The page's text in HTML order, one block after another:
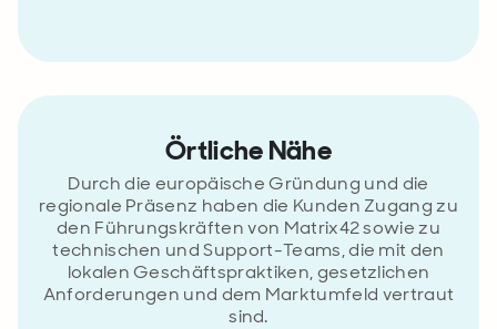
Örtliche Nähe
Durch die europäische Gründung und die
regionale Präsenz haben die Kunden Zugang zu
den Führungskräften von Matrix42 sowie zu
technischen und Support-Teams, die mit den
lokalen Geschäftspraktiken, gesetzlichen
Anforderungen und dem Marktumfeld vertraut
sind.